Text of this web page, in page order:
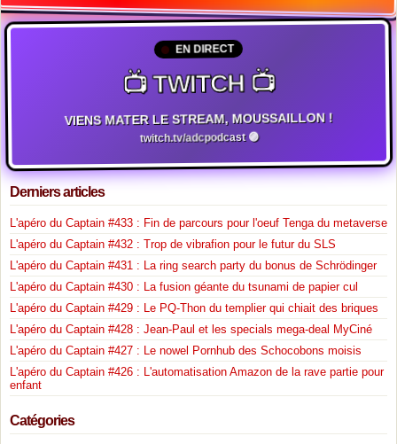
EN DIRECT
📺 TWITCH 📺
VIENS MATER LE STREAM, MOUSSAILLON !
twitch.tv/adcpodcast 🟣
Derniers articles
L'apéro du Captain #433 : Fin de parcours pour l'oeuf Tenga du metaverse
L'apéro du Captain #432 : Trop de vibrafion pour le futur du SLS
L'apéro du Captain #431 : La ring search party du bonus de Schrödinger
L'apéro du Captain #430 : La fusion géante du tsunami de papier cul
L'apéro du Captain #429 : Le PQ-Thon du templier qui chiait des briques
L'apéro du Captain #428 : Jean-Paul et les specials mega-deal MyCiné
L'apéro du Captain #427 : Le nowel Pornhub des Schocobons moisis
L'apéro du Captain #426 : L'automatisation Amazon de la rave partie pour
enfant
Catégories